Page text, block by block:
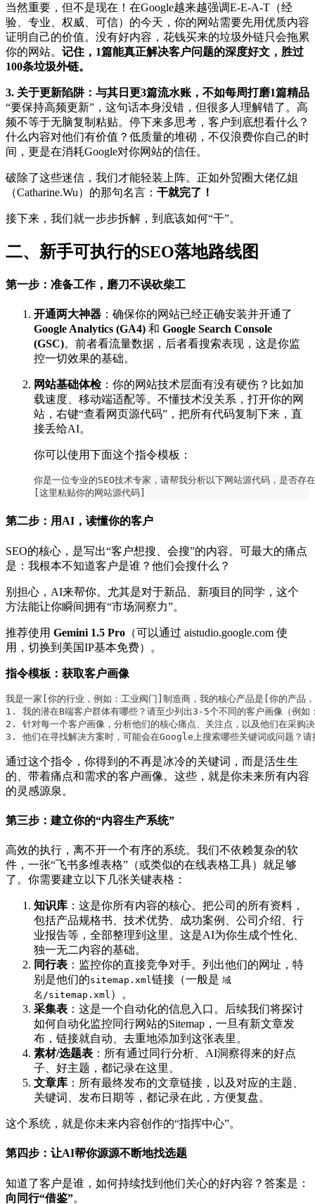
当然重要，但不是现在！在Google越来越强调E-E-A-T（经
验、专业、权威、可信）的今天，你的网站需要先用优质内容
证明自己的价值。没有好内容，花钱买来的垃圾外链只会拖累
你的网站。 记住，1篇能真正解决客户问题的深度好文，胜过
100条垃圾外链。
3. 关于更新陷阱：与其日更3篇流水账，不如每周打磨1篇精品
“要保持高频更新”，这句话本身没错，但很多人理解错了。高
频不等于无脑复制粘贴。停下来多思考，客户到底想看什么？
什么内容对他们有价值？低质量的堆砌，不仅浪费你自己的时
间，更是在消耗Google对你网站的信任。
破除了这些迷信，我们才能轻装上阵。正如外贸圈大佬亿姐
（Catharine.Wu）的那句名言： 干就完了！
接下来，我们就一步步拆解，到底该如何“干”。
二、新手可执行的SEO落地路线图
第一步：准备工作，磨刀不误砍柴工
开通两大神器 ：确保你的网站已经正确安装并开通了
Google Analytics (GA4) 和 Google Search Console
(GSC)。前者看流量数据，后者看搜索表现，这是你监
控一切效果的基础。
网站基础体检：你的网站技术层面有没有硬伤？比如加
载速度、移动端适配等。不懂技术没关系，打开你的网
站，右键“查看网页源代码”，把所有代码复制下来，直
接丢给AI。
你可以使用下面这个指令模板：
你是一位专业的SEO技术专家，请帮我分析以下网站源代码，是否
[这里粘贴你的网站源代码]
第二步：用AI，读懂你的客户
SEO的核心，是写出“客户想搜、会搜”的内容。可最大的痛点
是：我根本不知道客户是谁？他们会搜什么？
别担心，AI来帮你。尤其是对于新品、新项目的同学，这个
方法能让你瞬间拥有“市场洞察力”。
推荐使用 Gemini 1.5 Pro （可以通过 aistudio.google.com 使
用，切换到美国IP基本免费）。
指令模板：获取客户画像
我是一家[你的行业，例如：工业阀门]制造商，我的核心产品是[你的产品
1. 我的潜在B端客户群体有哪些？请至少列出3-5个不同的客户画像（例如
2. 针对每一个客户画像，分析他们的核心痛点、关注点，以及他们在采购
3. 他们在寻找解决方案时，可能会在Google上搜索哪些关键词或问题？请
通过这个指令，你得到的不再是冰冷的关键词，而是活生生
的、带着痛点和需求的客户画像。这些，就是你未来所有内容
的灵感源泉。
第三步：建立你的“内容生产系统”
高效的执行，离不开一个有序的系统。我们不依赖复杂的软
件，一张“飞书多维表格”（或类似的在线表格工具）就足够
了。你需要建立以下几张关键表格：
知识库 ：这是你所有内容的核心。把公司的所有资料，
包括产品规格书、技术优势、成功案例、公司介绍、行
业报告等，全部整理到这里。这是AI为你生成个性化、
独一无二内容的基础。
同行表 ：监控你的直接竞争对手。列出他们的网址，特
别是他们的sitemap.xml链接（一般是 域
名/sitemap.xml ）。
采集表 ：这是一个自动化的信息入口。后续我们将探讨
如何自动化监控同行网站的Sitemap，一旦有新文章发
布，链接就自动、去重地添加到这张表里。
素材/选题表 ：所有通过同行分析、AI洞察得来的好点
子、好主题，都记录在这里。
文章库 ：所有最终发布的文章链接，以及对应的主题、
关键词、发布日期等，都记录在此，方便复盘。
这个系统，就是你未来内容创作的“指挥中心”。
第四步：让AI帮你源源不断地找选题
知道了客户是谁，如何持续找到他们关心的好内容？答案是：
向同行“借鉴”。